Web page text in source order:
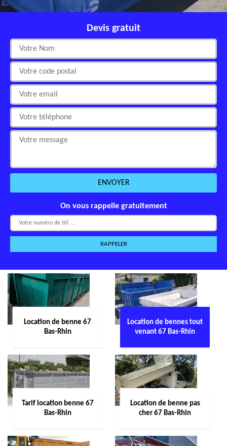
Devis gratuit
On vous rappelle gratuitement
Location de benne 67
Bas-Rhin
Location de bennes tout
venant 67 Bas-Rhin
Tarif location benne 67
Bas-Rhin
Location de benne pas
cher 67 Bas-Rhin